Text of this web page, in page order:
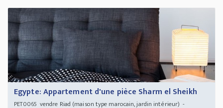
Egypte: Appartement d'une pièce Sharm el Sheikh
PET0065 vendre Riad (maison type marocain, jardin intérieur) -